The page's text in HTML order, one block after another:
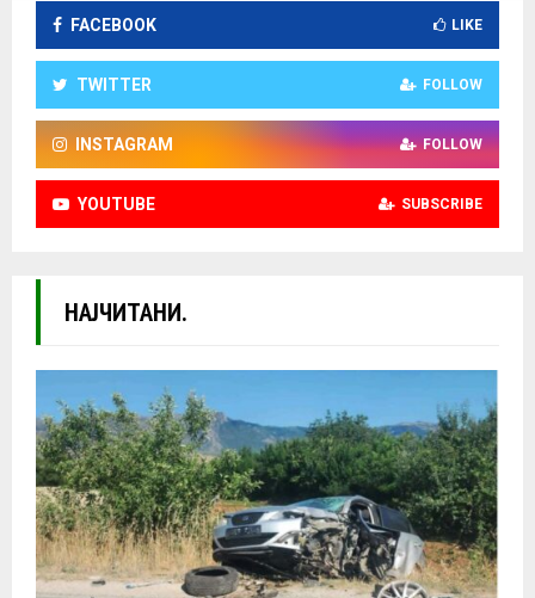
FACEBOOK LIKE
TWITTER FOLLOW
INSTAGRAM FOLLOW
YOUTUBE SUBSCRIBE
НАЈЧИТАНИ.